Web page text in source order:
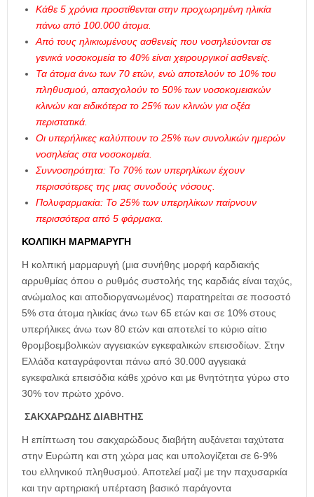
Κάθε 5 χρόνια προστίθενται στην προχωρημένη ηλικία
πάνω από 100.000 άτομα.
Από τους ηλικιωμένους ασθενείς που νοσηλεύονται σε
γενικά νοσοκομεία το 40% είναι χειρουργικοί ασθενείς.
Τα άτομα άνω των 70 ετών, ενώ αποτελούν το 10% του
πληθυσμού, απασχολούν το 50% των νοσοκομειακών
κλινών και ειδικότερα το 25% των κλινών για οξέα
περιστατικά.
Οι υπερήλικες καλύπτουν το 25% των συνολικών ημερών
νοσηλείας στα νοσοκομεία.
Συννοσηρότητα: Το 70% των υπερηλίκων έχουν
περισσότερες της μιας συνοδούς νόσους.
Πολυφαρμακία: Το 25% των υπερηλίκων παίρνουν
περισσότερα από 5 φάρμακα.
ΚΟΛΠΙΚΗ ΜΑΡΜΑΡΥΓΗ
Η κολπική μαρμαρυγή (μια συνήθης μορφή καρδιακής
αρρυθμίας όπου ο ρυθμός συστολής της καρδιάς είναι ταχύς,
ανώμαλος και αποδιοργανωμένος) παρατηρείται σε ποσοστό
5% στα άτομα ηλικίας άνω των 65 ετών και σε 10% στους
υπερήλικες άνω των 80 ετών και αποτελεί το κύριο αίτιο
θρομβοεμβολικών αγγειακών εγκεφαλικών επεισοδίων. Στην
Ελλάδα καταγράφονται πάνω από 30.000 αγγειακά
εγκεφαλικά επεισόδια κάθε χρόνο και με θνητότητα γύρω στο
30% τον πρώτο χρόνο.
ΣΑΚΧΑΡΩΔΗΣ ΔΙΑΒΗΤΗΣ
Η επίπτωση του σακχαρώδους διαβήτη αυξάνεται ταχύτατα
στην Ευρώπη και στη χώρα μας και υπολογίζεται σε 6-9%
του ελληνικού πληθυσμού. Αποτελεί μαζί με την παχυσαρκία
και την αρτηριακή υπέρταση βασικό παράγοντα